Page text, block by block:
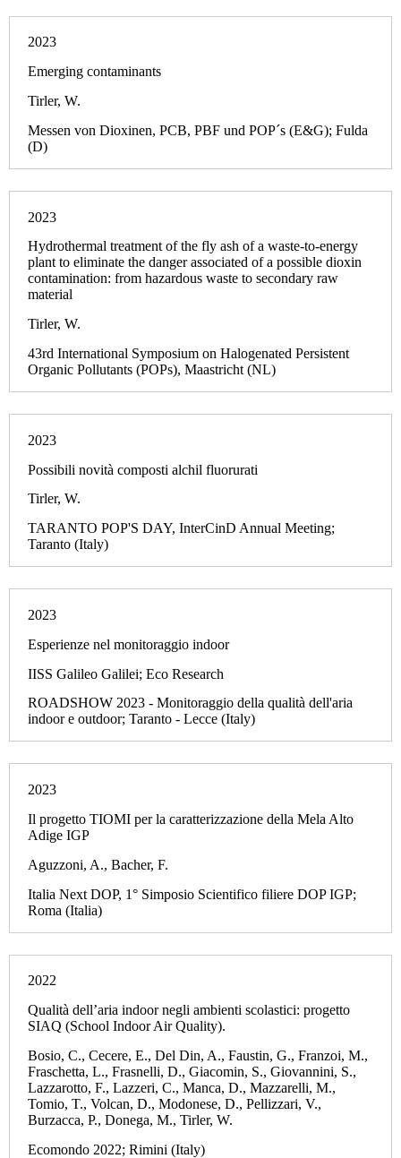
2023
Emerging contaminants
Tirler, W.
Messen von Dioxinen, PCB, PBF und POP´s (E&G); Fulda
(D)
2023
Hydrothermal treatment of the fly ash of a waste-to-energy
plant to eliminate the danger associated of a possible dioxin
contamination: from hazardous waste to secondary raw
material
Tirler, W.
43rd International Symposium on Halogenated Persistent
Organic Pollutants (POPs), Maastricht (NL)
2023
Possibili novità composti alchil fluorurati
Tirler, W.
TARANTO POP'S DAY, InterCinD Annual Meeting;
Taranto (Italy)
2023
Esperienze nel monitoraggio indoor
IISS Galileo Galilei; Eco Research
ROADSHOW 2023 - Monitoraggio della qualità dell'aria
indoor e outdoor; Taranto - Lecce (Italy)
2023
Il progetto TIOMI per la caratterizzazione della Mela Alto
Adige IGP
Aguzzoni, A., Bacher, F.
Italia Next DOP, 1° Simposio Scientifico filiere DOP IGP;
Roma (Italia)
2022
Qualità dell’aria indoor negli ambienti scolastici: progetto
SIAQ (School Indoor Air Quality).
Bosio, C., Cecere, E., Del Din, A., Faustin, G., Franzoi, M.,
Fraschetta, L., Frasnelli, D., Giacomin, S., Giovannini, S.,
Lazzarotto, F., Lazzeri, C., Manca, D., Mazzarelli, M.,
Tomio, T., Volcan, D., Modonese, D., Pellizzari, V.,
Burzacca, P., Donega, M., Tirler, W.
Ecomondo 2022; Rimini (Italy)